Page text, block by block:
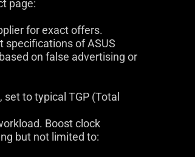
page:
for exact offers.
specifications of ASUS
on false advertising or
to typical TGP (Total
Boost clock
but not limited to: